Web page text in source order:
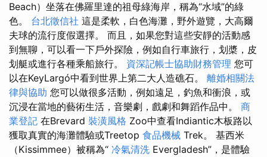
Beach）坐落在佛羅里達的祖母綠海岸，稱為“水域”的綠
色。 台北徵信社 這是柔軟，白色海灘，野外遊覽，大高爾
夫球的流行度假選擇。 而且，如果您對這些安靜的活動感
到無聊，可以看一下戶外探險，例如自行車旅行，划槳，皮
划艇或進行各種乘船旅行。 資深記帳士協助財務管理 您可
以在KeyLargó中看到世界上第二大人造礁石。 離婚相關法
律與協助 您可以做很多活動，例如遠足，釣魚和衝浪，或
沉浸在當地的藝術生活，音樂劇，戲劇和舞蹈作品中。 商
業登記 在Brevard 裝潢風格 Zoo中查看Indiantic木板路以
獲取真實的海灘體驗或Treetop 食品機械 Trek。 基西米
（Kissimmee）被稱為“ 冷氣清洗 Evergladesh”，是體驗